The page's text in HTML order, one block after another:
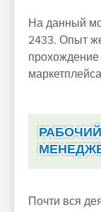
На данный
2433. Опыт
прохождение
Почти вся